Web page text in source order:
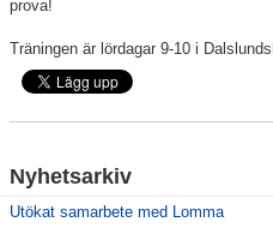
Matcher
Kontakt
prova!
Träningen är lördagar 9-10 i
Nyhetsarkiv
Utökat samarbete med Lomma